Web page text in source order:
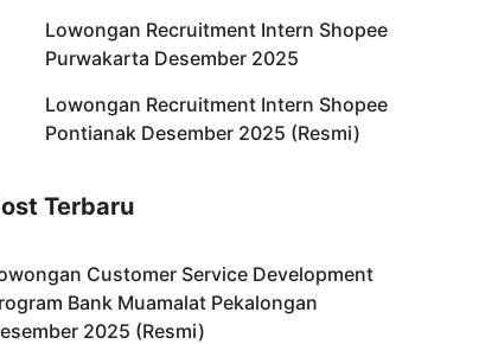
Lowongan Recruitment Intern Shopee
Purwakarta Desember 2025
Lowongan Recruitment Intern Shopee
Pontianak Desember 2025 (Resmi)
Terbaru
Customer Service Development
Bank Muamalat Pekalongan
2025 (Resmi)